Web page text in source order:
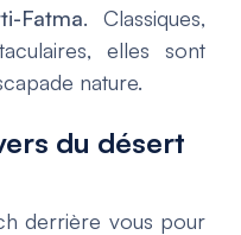
Fatma. Classiques,
elles sont
nature.
du désert
derrière vous pour